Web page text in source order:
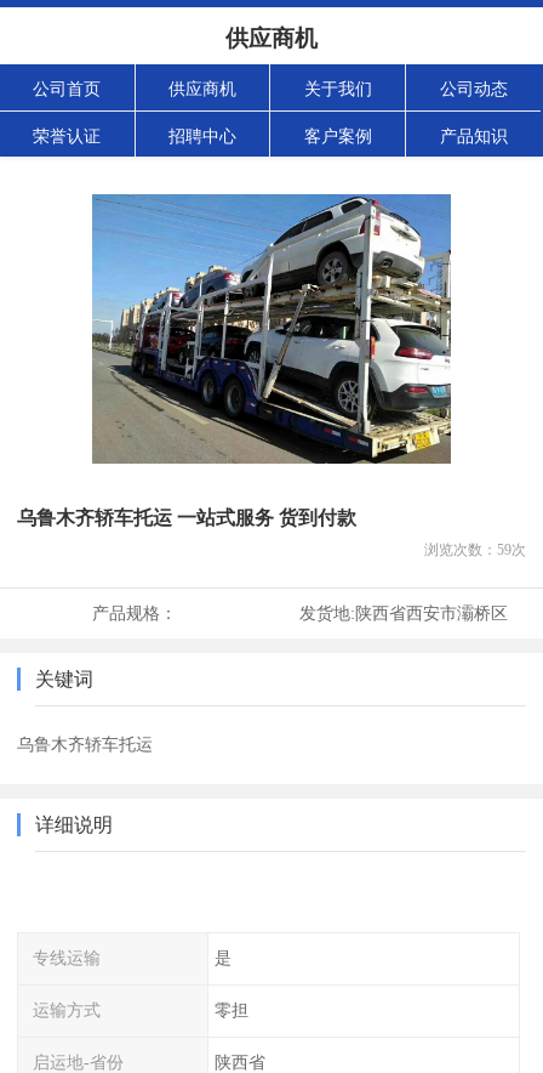
供应商机
公司首页 供应商机 关于我们 公司动态
荣誉认证 招聘中心 客户案例 产品知识
乌鲁木齐轿车托运 一站式服务 货到付款
浏览次数： 59次
产品规格： 发货地:陕西省西安市灞桥区
关键词
乌鲁木齐轿车托运
详细说明
专线运输 是
运输方式 零担
启运地-省份 陕西省